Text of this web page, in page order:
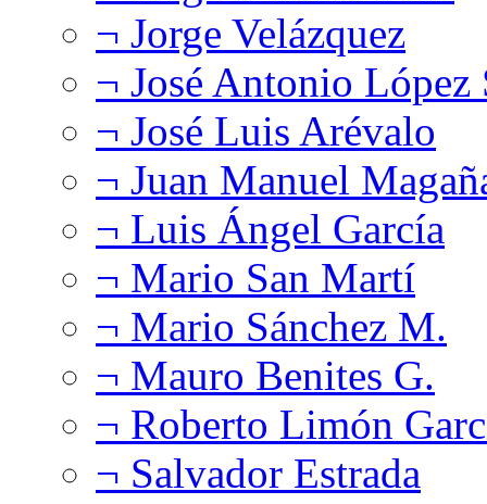
¬ Jorge Velázquez
¬ José Antonio López
¬ José Luis Arévalo
¬ Juan Manuel
¬ Luis Ángel García
¬ Mario San Martí
¬ Mario Sánchez M.
¬ Mauro Benites G.
¬ Roberto Limón
¬ Salvador Estrada